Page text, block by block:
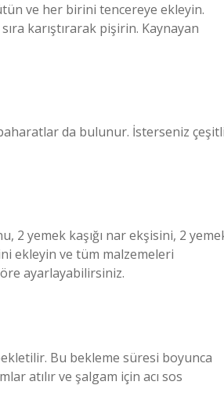
ve her birini tencereye ekleyin.
karıştırarak pişirin. Kaynayan
da bulunur. İsterseniz
2 yemek kaşığı nar ekşisini, 2
ekleyin ve tüm malzemeleri
ayarlayabilirsiniz.
Bu bekleme süresi boyunca
atılır ve şalgam için acı sos